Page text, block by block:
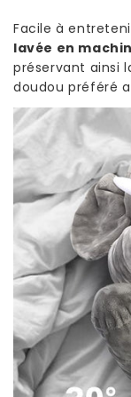
Facile à
lavée en
préservant ainsi
doudou préféré